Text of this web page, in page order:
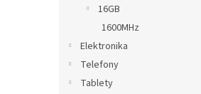
16GB
1600MHz
Elektronika
Telefony
Tablety